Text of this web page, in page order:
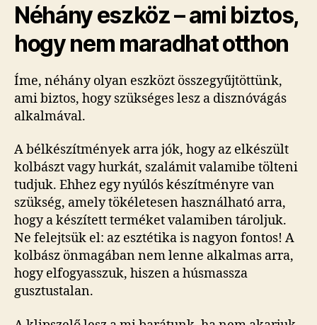
Néhány eszköz – ami biztos,
hogy nem maradhat otthon
Íme, néhány olyan eszközt összegyűjtöttünk,
ami biztos, hogy szükséges lesz a disznóvágás
alkalmával.
A bélkészítmények arra jók, hogy az elkészült
kolbászt vagy hurkát, szalámit valamibe tölteni
tudjuk. Ehhez egy nyúlós készítményre van
szükség, amely tökéletesen használható arra,
hogy a készített terméket valamiben tároljuk.
Ne felejtsük el: az esztétika is nagyon fontos! A
kolbász önmagában nem lenne alkalmas arra,
hogy elfogyasszuk, hiszen a húsmassza
gusztustalan.